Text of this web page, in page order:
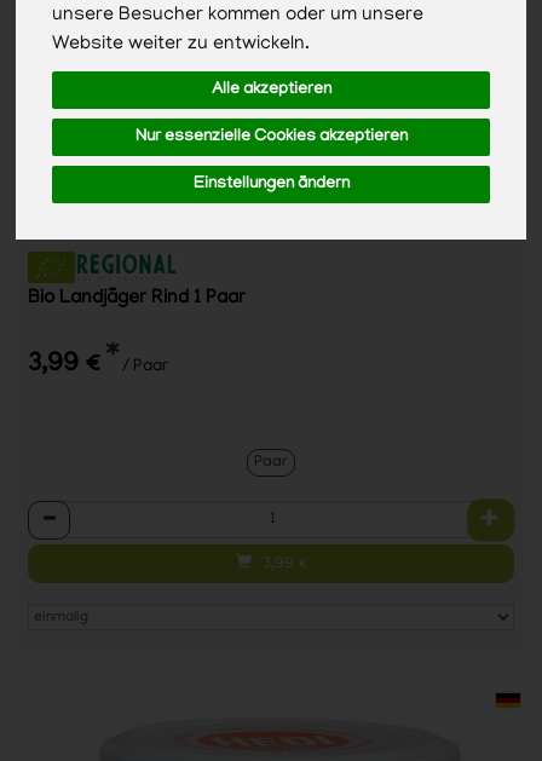
unsere Besucher kommen oder um unsere
Website weiter zu entwickeln.
Alle akzeptieren
Nur essenzielle Cookies akzeptieren
Einstellungen ändern
Bio Landjäger Rind 1 Paar
3,99 € * / Paar
Paar
Anzahl
3,99 €